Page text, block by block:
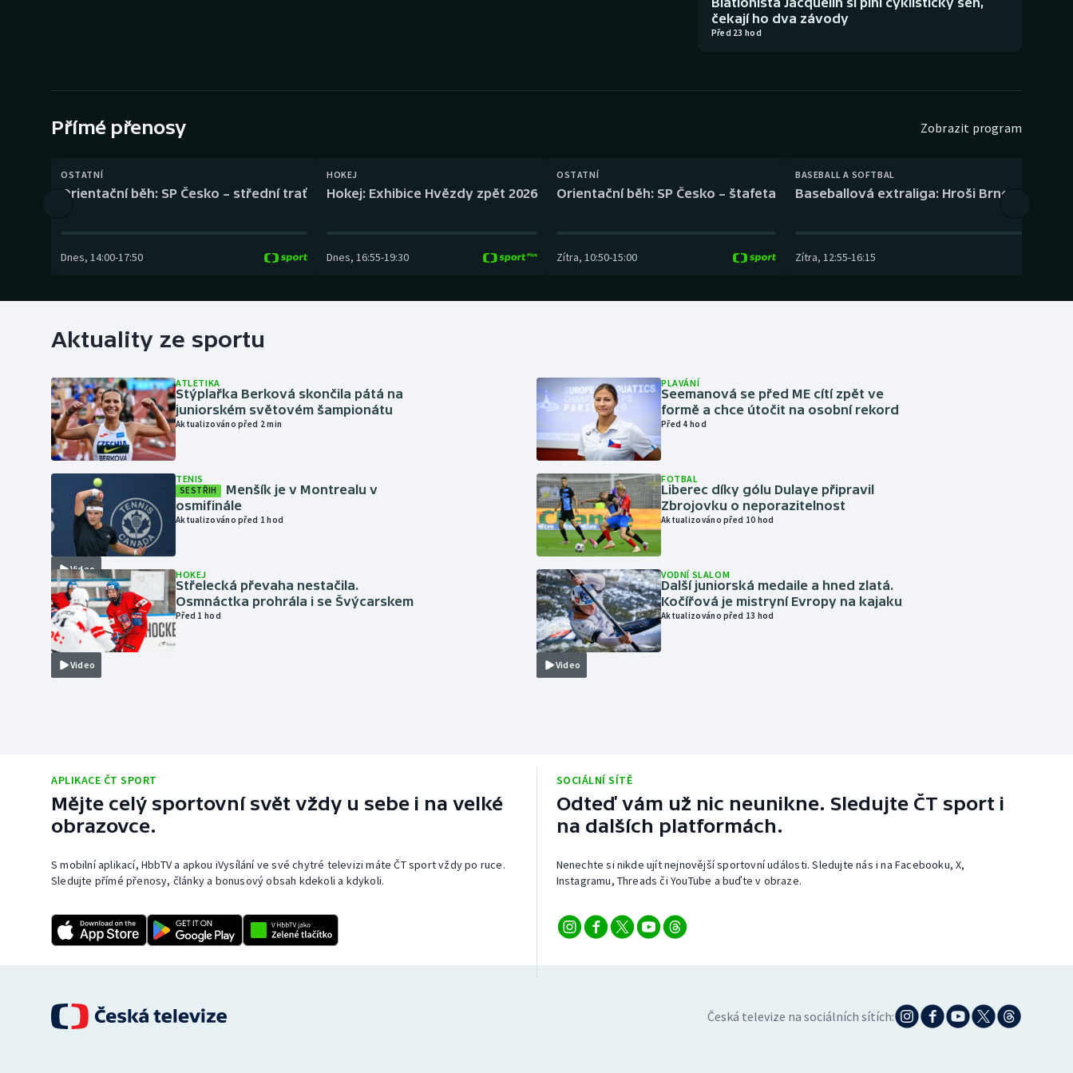
Gymnastika Plážový volejbal
čekají ho dva závody
Před 23 hod
Přímé přenosy Zobrazit program
OSTATNÍ
Orientační běh: SP Česko – střední trať
Dnes, 14:00-17:50
HOKEJ
Hokej: Exhibice Hvězdy zpět 2026
Dnes, 16:55-19:30
OSTATNÍ
Orientační běh: SP Česko – štafeta
Zítra, 10:50-15:00
BASEBALL A SOFTBAL
Baseballová extraliga: Hroši Brno – Eagles
Zítra, 12:55-16:15
Aktuality ze sportu
ATLETIKA
Stýplařka Berková skončila pátá na
juniorském světovém šampionátu
Aktualizováno před 2 min
Video
TENIS
SESTŘIH
Menšík je v Montrealu v
osmifinále
Aktualizováno před 1 hod
Video
HOKEJ
Střelecká převaha nestačila.
Osmnáctka prohrála i se Švýcarskem
Před 1 hod
PLAVÁNÍ
Seemanová se před ME cítí zpět ve
formě a chce útočit na osobní rekord
Před 4 hod
FOTBAL
Liberec díky gólu Dulaye připravil
Zbrojovku o neporazitelnost
Aktualizováno před 10 hod
Video
VODNÍ SLALOM
Další juniorská medaile a hned zlatá.
Kočířová je mistryní Evropy na kajaku
Aktualizováno před 13 hod
APLIKACE ČT SPORT
Mějte celý sportovní svět vždy u sebe i na velké
obrazovce.
S mobilní aplikací, HbbTV a apkou iVysílání ve své chytré televizi máte ČT sport vždy po ruce.
Sledujte přímé přenosy, články a bonusový obsah kdekoli a kdykoli.
SOCIÁLNÍ SÍTĚ
Odteď vám už nic neunikne. Sledujte ČT sport i
na dalších platformách.
Nenechte si nikde ujít nejnovější sportovní události. Sledujte nás i na Facebooku, X,
Instagramu, Threads či YouTube a buďte v obraze.
Česká televize na sociálních sítích: